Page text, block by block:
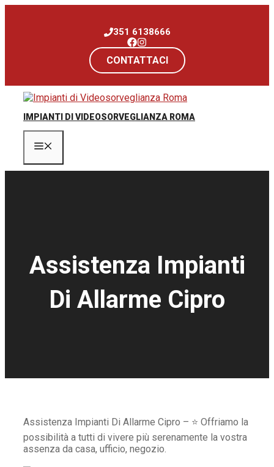
351 6138666
CONTATTACI
IMPIANTI DI VIDEOSORVEGLIANZA ROMA
Assistenza Impianti
Di Allarme Cipro
Assistenza Impianti Di Allarme Cipro – ⭐ Offriamo la
possibilità a tutti di vivere più serenamente la vostra
assenza da casa, ufficio, negozio.